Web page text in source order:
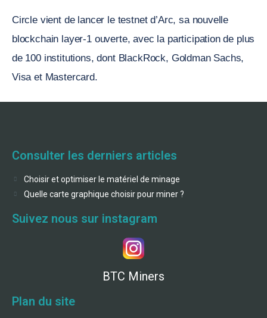
Circle vient de lancer le testnet d’Arc, sa nouvelle
blockchain layer-1 ouverte, avec la participation de plus
de 100 institutions, dont BlackRock, Goldman Sachs,
Visa et Mastercard.
Consulter les derniers articles
Choisir et optimiser le matériel de minage
Quelle carte graphique choisir pour miner ?
Suivez nous sur instagram
BTC Miners
Plan du site